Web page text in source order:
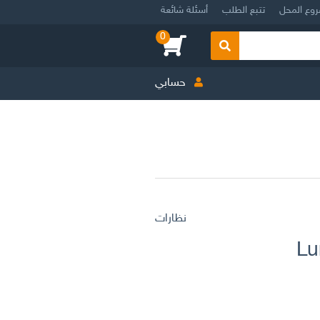
المحل تتبع الطلب أسئلة شائعة
بحث
0
حسابي
نظارات